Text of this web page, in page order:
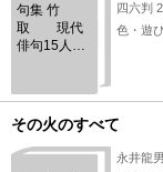
句集 竹
取 現代
俳句15人集
四六判
色・遊
その火のすべて
永井龍